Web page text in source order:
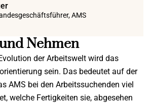
AMS
Nehmen
der Arbeitswelt wird das
sein. Das bedeutet auf der
AMS bei den Arbeitssuchenden viel
welche Fertigkeiten sie, abgesehen